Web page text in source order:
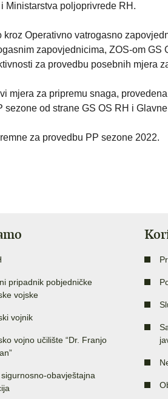
Ministarstva poljoprivrede RH.
Operativno vatrogasno
zapovjednicima, ZOS-om GS
za provedbu posebnih mjera
mjera za pripremu snaga,
od strane GS OS RH i
za provedbu PP sezone 2022.
pripadnik pobjedničke
vojske
vojnik
vojno učilište “Dr. Franjo
obavještajna